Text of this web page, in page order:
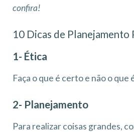
confira!
10 Dicas de Planejamento
1- Ética
Faça o que é certo e não o que
2- Planejamento
Para realizar coisas grandes,